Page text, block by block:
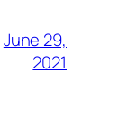
June 29,
2021